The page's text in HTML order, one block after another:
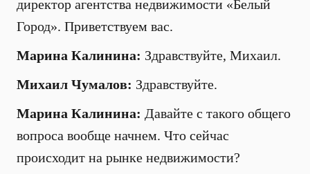
директор агентства недвижимости «Белый
Город». Приветствуем вас.
Марина Калинина: Здравствуйте, Михаил.
Михаил Чумалов: Здравствуйте.
Марина Калинина: Давайте с такого общего
вопроса вообще начнем. Что сейчас
происходит на рынке недвижимости?